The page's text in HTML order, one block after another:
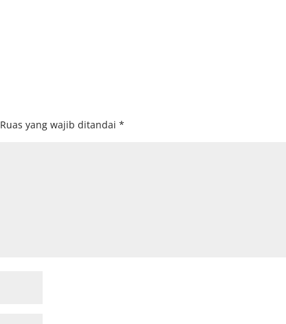
Ruas yang wajib ditandai*